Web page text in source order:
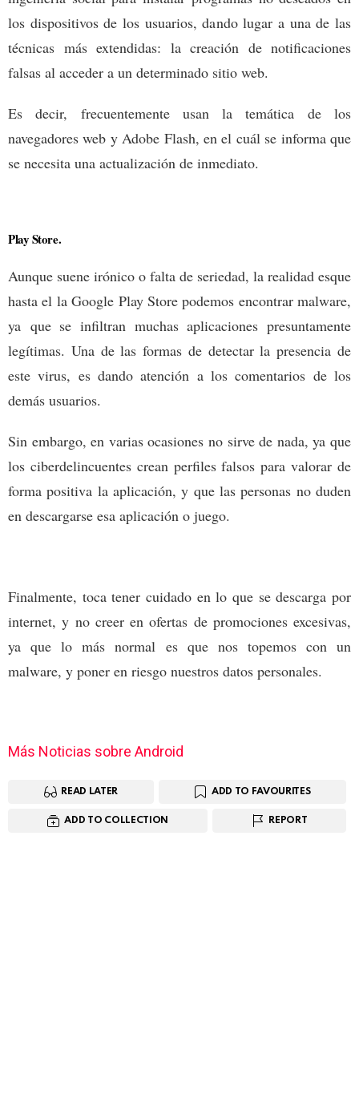
los dispositivos de los usuarios, dando lugar a una de las
técnicas más extendidas: la creación de notificaciones
falsas al acceder a un determinado sitio web.
Es decir, frecuentemente usan la temática de los
navegadores web y Adobe Flash, en el cuál se informa que
se necesita una actualización de inmediato.
Play Store.
Aunque suene irónico o falta de seriedad, la realidad esque
hasta el la Google Play Store podemos encontrar malware,
ya que se infiltran muchas aplicaciones presuntamente
legítimas. Una de las formas de detectar la presencia de
este virus, es dando atención a los comentarios de los
demás usuarios.
Sin embargo, en varias ocasiones no sirve de nada, ya que
los ciberdelincuentes crean perfiles falsos para valorar de
forma positiva la aplicación, y que las personas no duden
en descargarse esa aplicación o juego.
Finalmente, toca tener cuidado en lo que se descarga por
internet, y no creer en ofertas de promociones excesivas,
ya que lo más normal es que nos topemos con un
malware, y poner en riesgo nuestros datos personales.
Más Noticias sobre Android
READ LATER ADD TO FAVOURITES
ADD TO COLLECTION REPORT